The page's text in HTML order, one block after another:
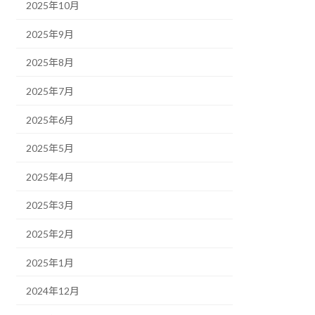
2025年10月
2025年9月
2025年8月
2025年7月
2025年6月
2025年5月
2025年4月
2025年3月
2025年2月
2025年1月
2024年12月